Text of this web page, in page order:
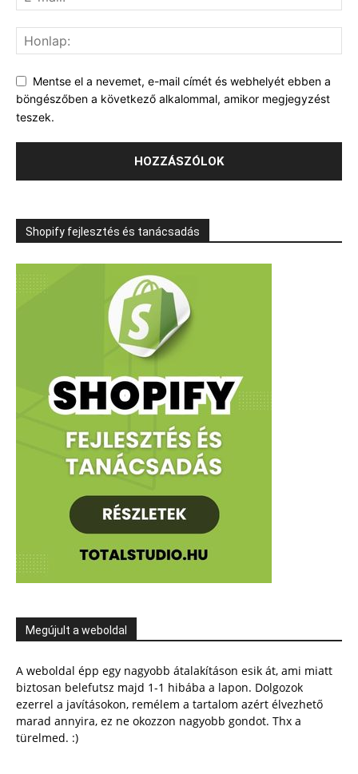
Mentse el a nevemet, e-mail címét és webhelyét ebben a
böngészőben a következő alkalommal, amikor megjegyzést
teszek.
Shopify fejlesztés és tanácsadás
Megújult a weboldal
A weboldal épp egy nagyobb átalakításon esik át, ami miatt
biztosan belefutsz majd 1-1 hibába a lapon. Dolgozok
ezerrel a javításokon, remélem a tartalom azért élvezhető
marad annyira, ez ne okozzon nagyobb gondot. Thx a
türelmed. :)